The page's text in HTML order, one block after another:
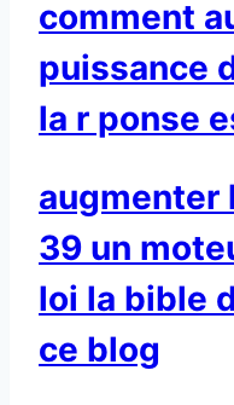
comment
puissance
la r ponse
augmenter
39 un
loi la bible
ce blog